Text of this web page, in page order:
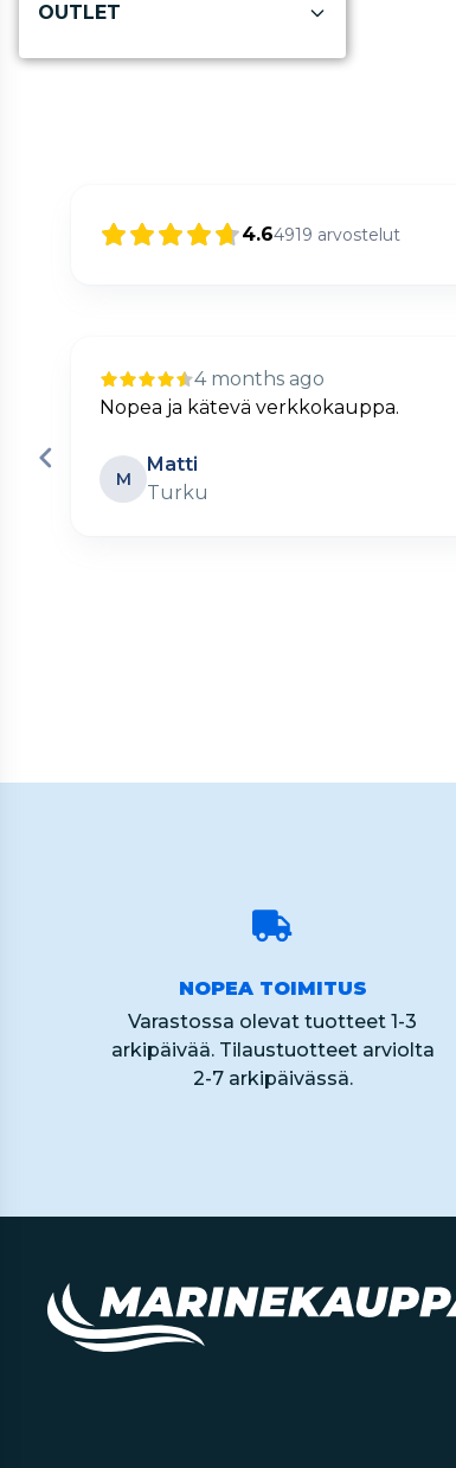
OUTLET
4.64919 arvostelut
4 months ago
Nopea ja kätevä verkkokauppa.
M
Matti
Turku
NOPEA TOIMITUS
Varastossa olevat tuotteet 1-3
arkipäivää. Tilaustuotteet arviolta
2-7 arkipäivässä.